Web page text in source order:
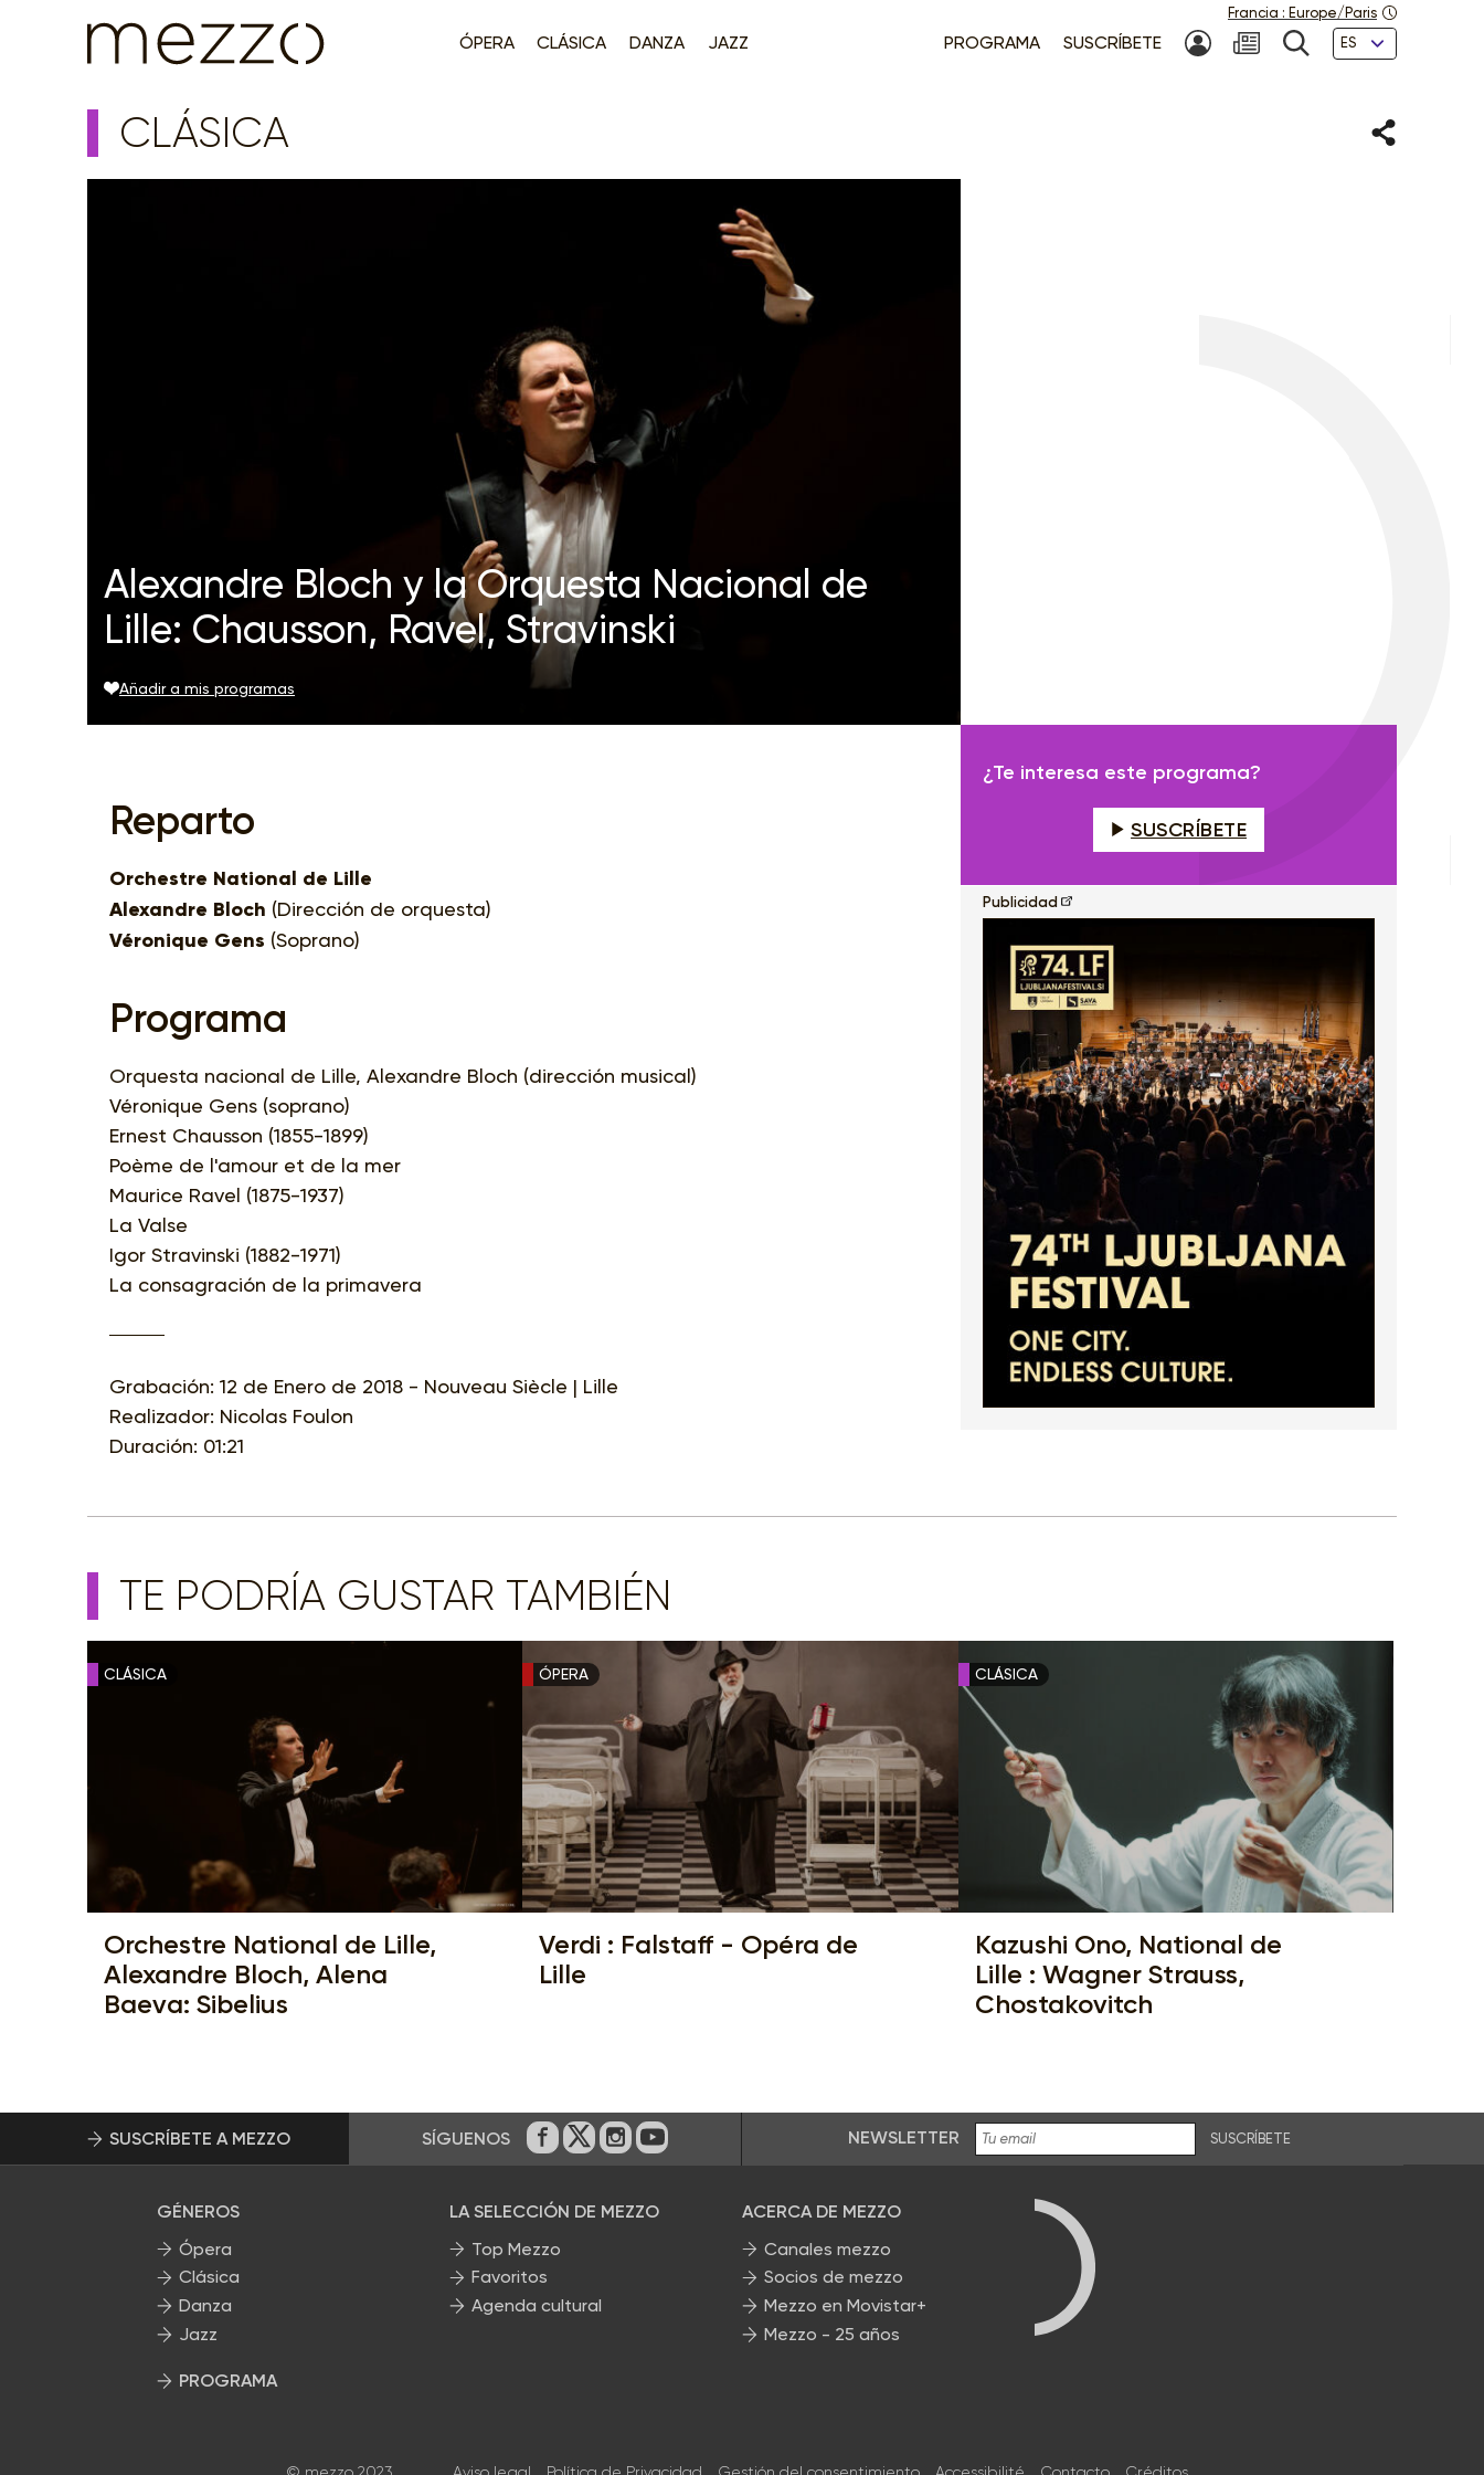
ÓPERA CLÁSICA DANZA JAZZ PROGRAMA SUSCRÍBETE MI CUENTANEWSLETTER
BÚSQUEDA
Idiomas
Francia : Europe/Paris
CLÁSICA Compartir
Alexandre Bloch y la Orquesta Nacional de
Lille: Chausson, Ravel, Stravinski
Añadir a mis programas
Reparto
Orchestre National de Lille
Alexandre Bloch (Dirección de orquesta)
Véronique Gens (Soprano)
Programa
Orquesta nacional de Lille, Alexandre Bloch (dirección musical)
Véronique Gens (soprano)
Ernest Chausson (1855-1899)
Poème de l'amour et de la mer
Maurice Ravel (1875-1937)
La Valse
Igor Stravinski (1882-1971)
La consagración de la primavera
Grabación: 12 de Enero de 2018 - Nouveau Siècle | Lille
Realizador: Nicolas Foulon
Duración: 01:21
¿Te interesa este programa?
SUSCRÍBETE
Publicidad
TE PODRÍA GUSTAR TAMBIÉN
CLÁSICA
Orchestre National de Lille,
Alexandre Bloch, Alena
Baeva: Sibelius
ÓPERA
Verdi : Falstaff - Opéra de
Lille
CLÁSICA
Kazushi Ono, National de
Lille : Wagner Strauss,
Chostakovitch
SUSCRÍBETE A MEZZO SÍGUENOS En Facebook
En Twitter
En Instagram
En Youtube NEWSLETTER SUSCRÍBETE
GÉNEROS
Ópera
Clásica
Danza
Jazz
PROGRAMA
LA SELECCIÓN DE MEZZO
Top Mezzo
Favoritos
Agenda cultural
ACERCA DE MEZZO
Canales mezzo
Socios de mezzo
Mezzo en Movistar+
Mezzo - 25 años
© mezzo 2023 Aviso legal Política de Privacidad Gestión del consentimiento Accessibilité Contacto Créditos